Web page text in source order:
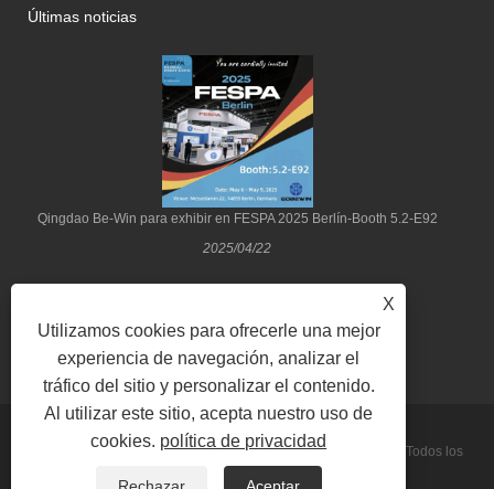
Últimas noticias
Qingdao Be-Win para exhibir en FESPA 2025 Berlín-Booth 5.2-E92
2025/04/22
Copyright © 2022 Qingdao Be-Win Industrial & Trade Co., Ltd. Todos los
X
Utilizamos cookies para ofrecerle una mejor
experiencia de navegación, analizar el
tráfico del sitio y personalizar el contenido.
Al utilizar este sitio, acepta nuestro uso de
cookies. política de privacidad